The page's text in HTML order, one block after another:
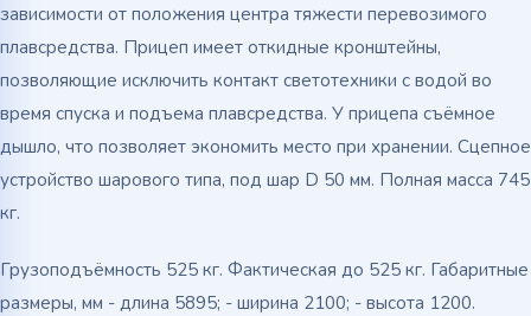
зависимости от положения центра тяжести перевозимого
плавсредства. Прицеп имеет откидные кронштейны,
позволяющие исключить контакт светотехники с водой во
время спуска и подъема плавсредства. У прицепа съёмное
дышло, что позволяет экономить место при хранении. Сцепное
устройство шарового типа, под шар D 50 мм. Полная масса 745
кг.
Грузоподъёмность 525 кг. Фактическая до 525 кг. Габаритные
размеры, мм - длина 5895; - ширина 2100; - высота 1200.